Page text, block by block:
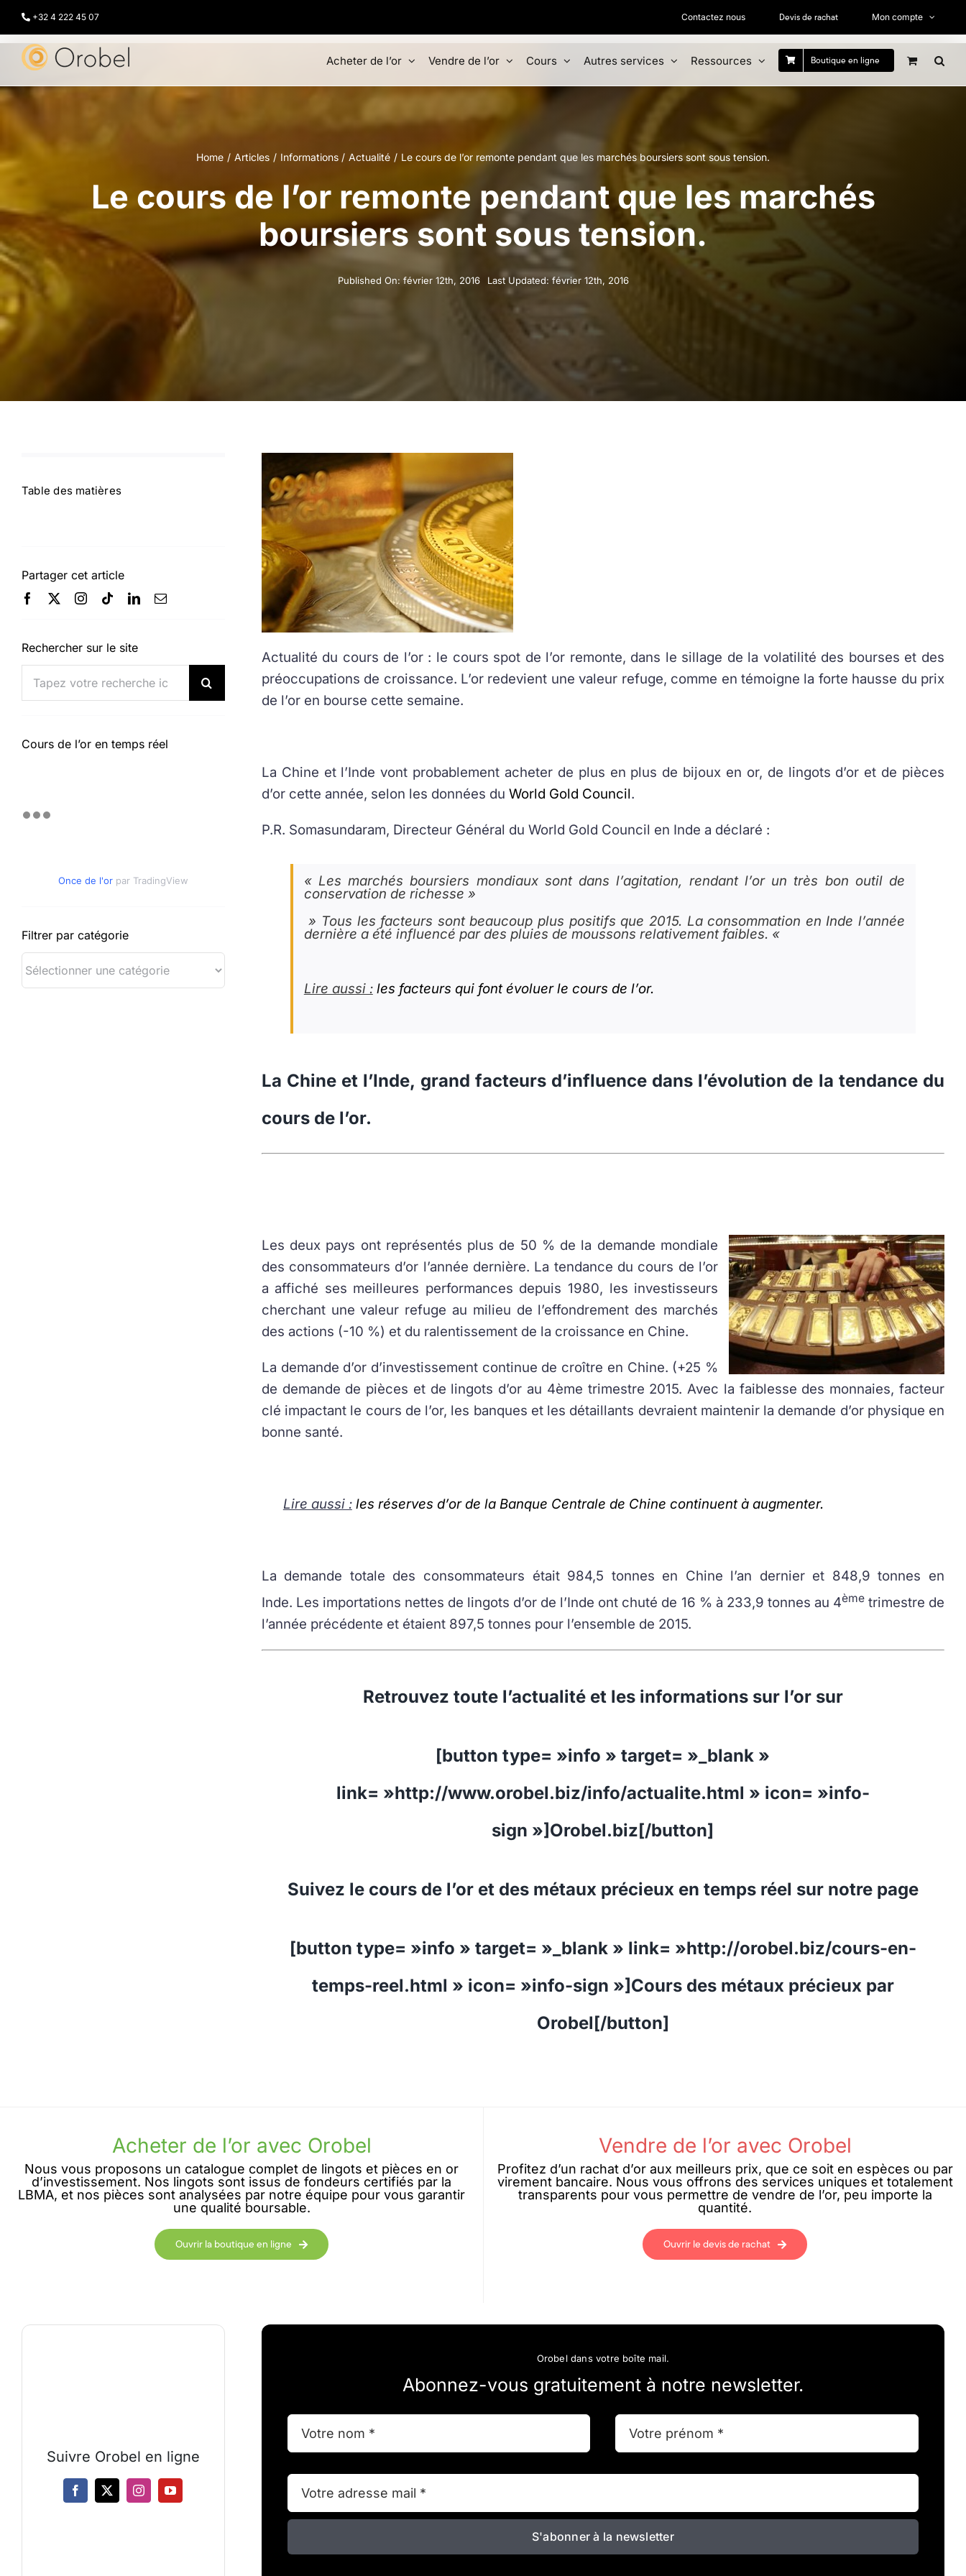
contenu
+32 4 222 45 07 Contactez nous Devis de rachat Mon compte
Acheter de l’or Vendre de l’or Cours Autres services Ressources Boutique en ligne
Home Articles Informations Actualité Le cours de l’or remonte pendant que les marchés boursiers sont sous tension.
Le cours de l’or remonte pendant que les marchés
boursiers sont sous tension.
Published On: février 12th, 2016 Last Updated: février 12th, 2016
Table des matières
Partager cet article
Rechercher sur le site
Cours de l’or en temps réel
Once de l'or par TradingView
Filtrer par catégorie
Actualité du cours de l’or : le cours spot de l’or remonte, dans le sillage de la volatilité des bourses et des
préoccupations de croissance. L’or redevient une valeur refuge, comme en témoigne la forte hausse du prix
de l’or en bourse cette semaine.
La Chine et l’Inde vont probablement acheter de plus en plus de bijoux en or, de lingots d’or et de pièces
d’or cette année, selon les données du World Gold Council.
P.R. Somasundaram, Directeur Général du World Gold Council en Inde a déclaré :
« Les marchés boursiers mondiaux sont dans l’agitation, rendant l’or un très bon outil de
conservation de richesse »
» Tous les facteurs sont beaucoup plus positifs que 2015. La consommation en Inde l’année
dernière a été influencé par des pluies de moussons relativement faibles. «
Lire aussi : les facteurs qui font évoluer le cours de l’or.
La Chine et l’Inde, grand facteurs d’influence dans l’évolution de la tendance du
cours de l’or.
Les deux pays ont représentés plus de 50 % de la demande mondiale
des consommateurs d’or l’année dernière. La tendance du cours de l’or
a affiché ses meilleures performances depuis 1980, les investisseurs
cherchant une valeur refuge au milieu de l’effondrement des marchés
des actions (-10 %) et du ralentissement de la croissance en Chine.
La demande d’or d’investissement continue de croître en Chine. (+25 %
de demande de pièces et de lingots d’or au 4ème trimestre 2015. Avec la faiblesse des monnaies, facteur
clé impactant le cours de l’or, les banques et les détaillants devraient maintenir la demande d’or physique en
bonne santé.
Lire aussi : les réserves d’or de la Banque Centrale de Chine continuent à augmenter.
La demande totale des consommateurs était 984,5 tonnes en Chine l’an dernier et 848,9 tonnes en
Inde. Les importations nettes de lingots d’or de l’Inde ont chuté de 16 % à 233,9 tonnes au 4èmetrimestre de
l’année précédente et étaient 897,5 tonnes pour l’ensemble de 2015.
Retrouvez toute l’actualité et les informations sur l’or sur
[button type= »info » target= »_blank »
link= »http://www.orobel.biz/info/actualite.html » icon= »info-
sign »]Orobel.biz[/button]
Suivez le cours de l’or et des métaux précieux en temps réel sur notre page
[button type= »info » target= »_blank » link= »http://orobel.biz/cours-en-
temps-reel.html » icon= »info-sign »]Cours des métaux précieux par
Orobel[/button]
Acheter de l’or avec Orobel
Nous vous proposons un catalogue complet de lingots et pièces en or
d’investissement. Nos lingots sont issus de fondeurs certifiés par la
LBMA, et nos pièces sont analysées par notre équipe pour vous garantir
une qualité boursable.
Ouvrir la boutique en ligne
Vendre de l’or avec Orobel
Profitez d’un rachat d’or aux meilleurs prix, que ce soit en espèces ou par
virement bancaire. Nous vous offrons des services uniques et totalement
transparents pour vous permettre de vendre de l’or, peu importe la
quantité.
Ouvrir le devis de rachat
Suivre Orobel en ligne
Orobel dans votre boîte mail.
Abonnez-vous gratuitement à notre newsletter.
S'abonner à la newsletter